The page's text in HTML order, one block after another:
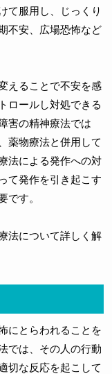
て服用し、じっくり
不安、広場恐怖など
えることで不安を感
ロールし対処できる
害の精神療法では
薬物療法と併用して
法による発作への対
て発作を引き起こす
です。
法について詳しく解
にとらわれることを
では、その人の行動
切な反応を起こして